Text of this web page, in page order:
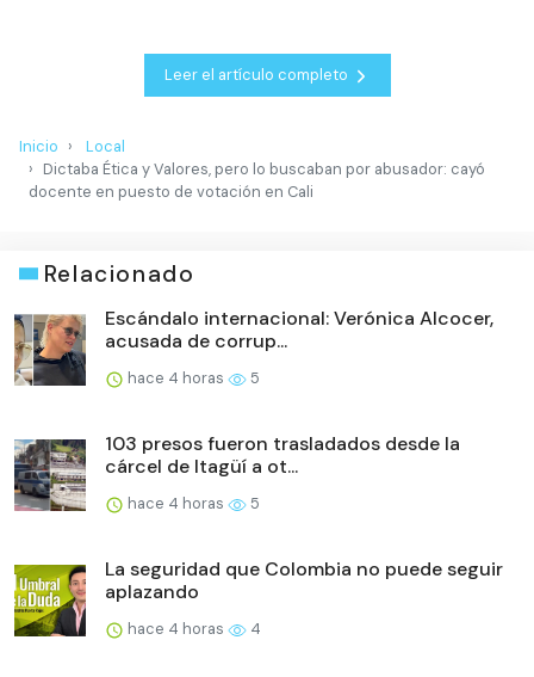
Leer el artículo completo
Inicio
Local
Dictaba Ética y Valores, pero lo buscaban por abusador: cayó
docente en puesto de votación en Cali
Relacionado
Escándalo internacional: Verónica Alcocer,
acusada de corrup...
hace 4 horas 5
103 presos fueron trasladados desde la
cárcel de Itagüí a ot...
hace 4 horas 5
La seguridad que Colombia no puede seguir
aplazando
hace 4 horas 4